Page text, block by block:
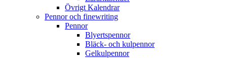
Övrigt Kalendrar
Pennor och finewriting
Pennor
Blyertspennor
Bläck- och kulpennor
Gelkulpennor